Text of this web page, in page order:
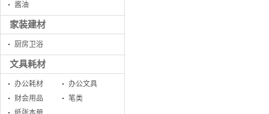
酱油
家装建材
厨房卫浴
文具耗材
办公耗材
办公文具
财会用品
笔类